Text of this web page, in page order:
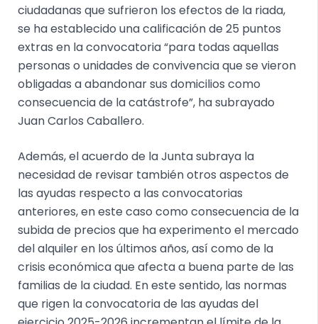
ciudadanas que sufrieron los efectos de la riada,
se ha establecido una calificación de 25 puntos
extras en la convocatoria “para todas aquellas
personas o unidades de convivencia que se vieron
obligadas a abandonar sus domicilios como
consecuencia de la catástrofe”, ha subrayado
Juan Carlos Caballero.
Además, el acuerdo de la Junta subraya la
necesidad de revisar también otros aspectos de
las ayudas respecto a las convocatorias
anteriores, en este caso como consecuencia de la
subida de precios que ha experimento el mercado
del alquiler en los últimos años, así como de la
crisis económica que afecta a buena parte de las
familias de la ciudad. En este sentido, las normas
que rigen la convocatoria de las ayudas del